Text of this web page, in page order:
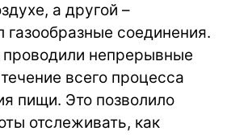
а другой –
соединения.
непрерывные
всего процесса
пищи. Это позволило
отслеживать, как